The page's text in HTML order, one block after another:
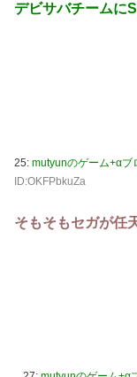
デビサバチームに
25: mutyunのゲーム+αブ
ID:OKFPbkuZa
そもそもセガが任